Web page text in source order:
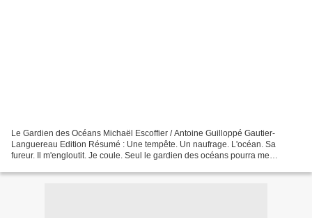
Le Gardien des Océans Michaël Escoffier / Antoine Guilloppé Gautier-
Languereau Edition Résumé : Une tempête. Un naufrage. L'océan. Sa
fureur. Il m'engloutit. Je coule. Seul le gardien des océans pourra me